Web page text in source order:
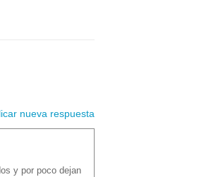
nueva respuesta
y por poco dejan